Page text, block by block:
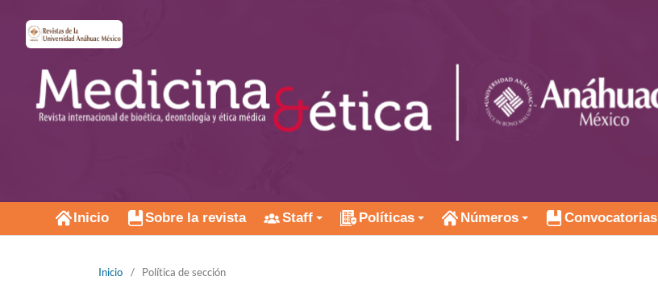
Inicio Sobre la revista Staff Políticas Números Convocatorias
Inicio / Política de sección